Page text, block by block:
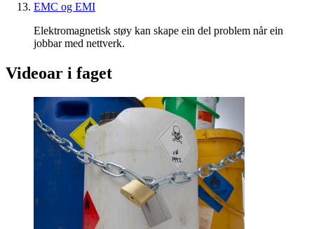
EMC og EMI
Elektromagnetisk støy kan skape ein del problem når ein
jobbar med nettverk.
Videoar i faget